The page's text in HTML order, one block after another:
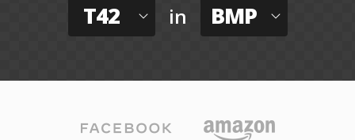
T42 in BMP